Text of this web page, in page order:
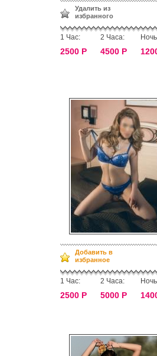
Удалить из
избранного
1 Час:
2500 Р
2 Часа:
4500 Р
Добавить в
избранное
1 Час:
2500 Р
2 Часа:
5000 Р